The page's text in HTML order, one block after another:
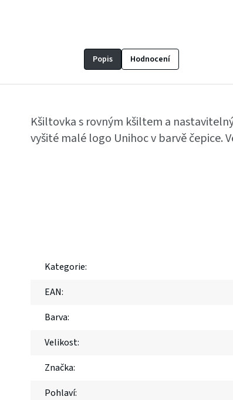
Popis Hodnocení
Kšiltovka s rovným kšiltem a
vyšité malé logo Unihoc v barvě čepice.
Kategorie:
EAN:
Barva:
Velikost:
Značka:
Pohlaví: